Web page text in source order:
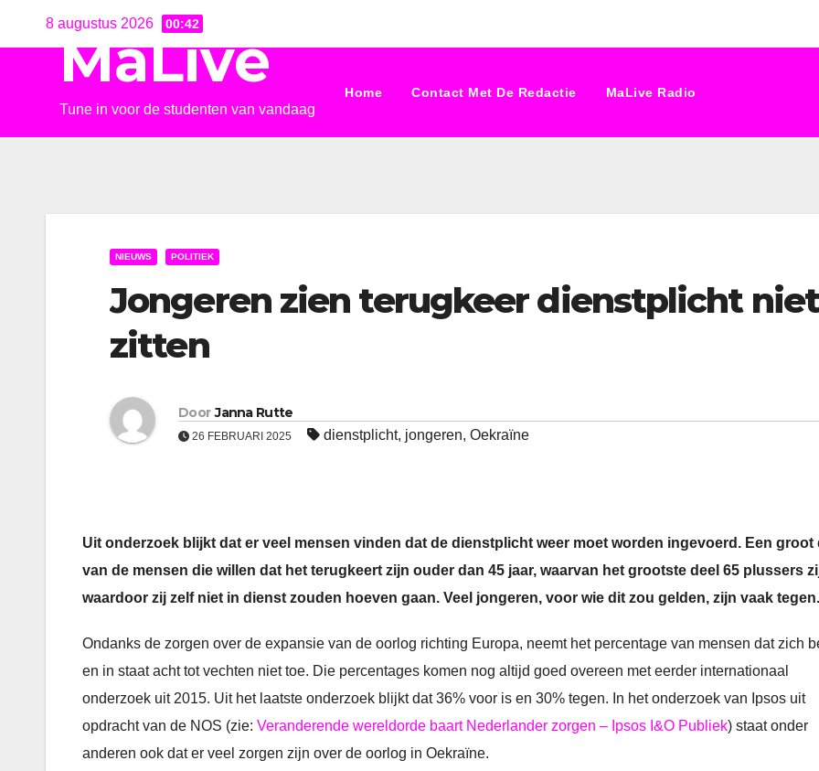
8 augustus 2026 00:42
MaLive
Tune in voor de studenten van vandaag
Home Contact Met De Redactie MaLive Radio
NIEUWS POLITIEK
Jongeren zien terugkeer dienstplicht niet
zitten
Door Janna Rutte
26 FEBRUARI 2025 dienstplicht, jongeren, Oekraïne
Uit onderzoek blijkt dat er veel mensen vinden dat de dienstplicht weer moet worden ingevoerd. Een groot
van de mensen die willen dat het terugkeert zijn ouder dan 45 jaar, waarvan het grootste deel 65 plussers
waardoor zij zelf niet in dienst zouden hoeven gaan. Veel jongeren, voor wie dit zou gelden, zijn vaak tegen.
Ondanks de zorgen over de expansie van de oorlog richting Europa, neemt het percentage van mensen dat zich
en in staat acht tot vechten niet toe. Die percentages komen nog altijd goed overeen met eerder internationaal
onderzoek uit 2015. Uit het laatste onderzoek blijkt dat 36% voor is en 30% tegen. In het onderzoek van Ipsos uit
opdracht van de NOS (zie: Veranderende wereldorde baart Nederlander zorgen – Ipsos I&O Publiek) staat onder
anderen ook dat er veel zorgen zijn over de oorlog in Oekraïne.